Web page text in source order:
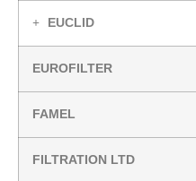
EUCLID
EUROFILTER
FAMEL
FILTRATION LTD